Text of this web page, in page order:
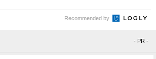
Recommended by
- PR -